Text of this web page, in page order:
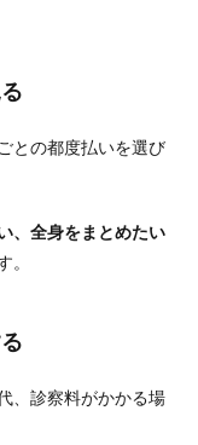
との都度払いを選び
、全身をまとめたい
。
、診察料がかかる場